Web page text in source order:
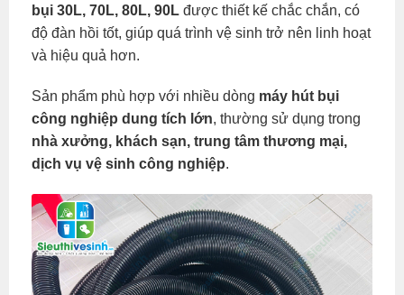
bụi 30L, 70L, 80L, 90L được thiết kế chắc chắn, có
độ đàn hồi tốt, giúp quá trình vệ sinh trở nên linh hoạt
và hiệu quả hơn.
Sản phẩm phù hợp với nhiều dòng máy hút bụi
công nghiệp dung tích lớn, thường sử dụng trong
nhà xưởng, khách sạn, trung tâm thương mại,
dịch vụ vệ sinh công nghiệp.